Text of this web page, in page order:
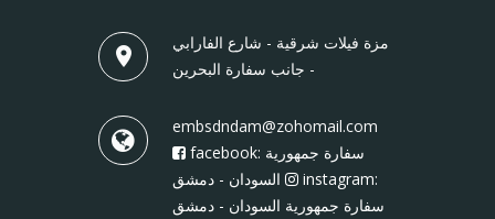
مزة فيلات شرقية - شارع الفارابي
- جانب سفارة البحرين
embsdndam@zohomail.com
facebook: سفارة جمهورية
instagram:
سفارة جمهورية السودان - دمشق